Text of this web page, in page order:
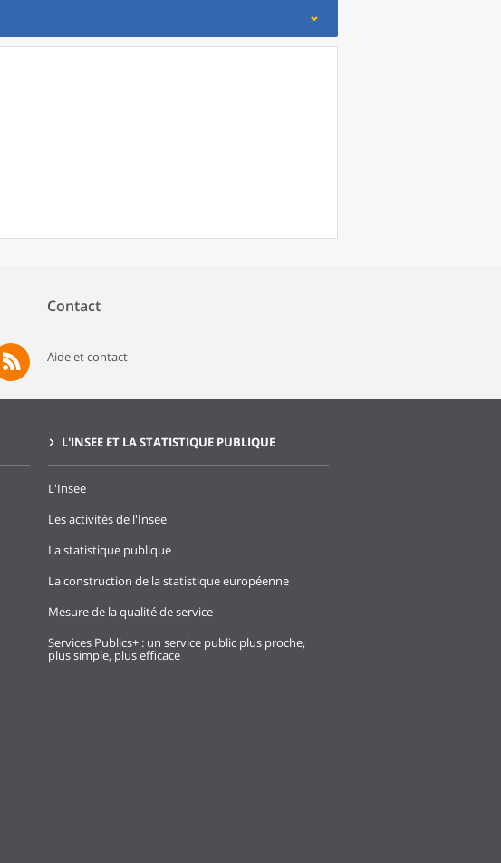
Contact
Aide et contact
L'INSEE ET LA STATISTIQUE PUBLIQUE
L'Insee
Les activités de l'Insee
La statistique publique
La construction de la statistique européenne
Mesure de la qualité de service
Services Publics+ : un service public plus proche,
plus simple, plus efficace